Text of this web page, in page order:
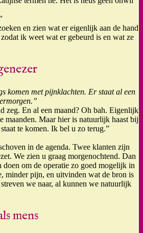
en zien wat er eigenlijk aan de hand
ik weet wat er gebeurd is en wat ze
komen met pijnklachten. Er staat al een
zeg. En al een maand? Oh bah. Eigenlijk
maanden. Maar hier is natuurlijk haast bij
te komen. Ik bel u zo terug.”
in de agenda. Twee klanten zijn
We zien u graag morgenochtend. Dan
om de operatie zo goed mogelijk in
minder pijn, en uitvinden wat de bron is
we naar, al kunnen we natuurlijk
mens